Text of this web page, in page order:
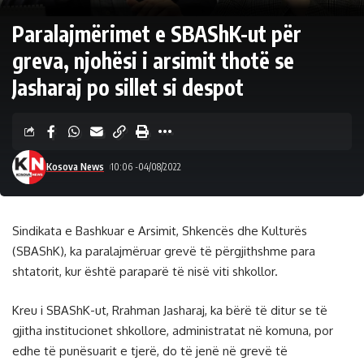
Paralajmërimet e SBAShK-ut për
greva, njohësi i arsimit thotë se
Jasharaj po sillet si despot
Kosova News 10:06 -04/08/2022
Sindikata e Bashkuar e Arsimit, Shkencës dhe Kulturës
(SBAShK), ka paralajmëruar grevë të përgjithshme para
shtatorit, kur është paraparë të nisë viti shkollor.
Kreu i SBAShK-ut, Rrahman Jasharaj, ka bërë të ditur se të
gjitha institucionet shkollore, administratat në komuna, por
edhe të punësuarit e tjerë, do të jenë në grevë të